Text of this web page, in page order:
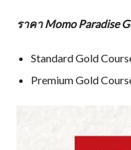
ราคา Momo Paradise
Standard Gold
Premium Gold